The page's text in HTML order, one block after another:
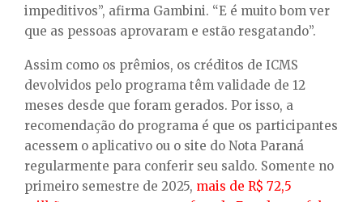
impeditivos”, afirma Gambini. “E é muito bom ver
que as pessoas aprovaram e estão resgatando”.
Assim como os prêmios, os créditos de ICMS
devolvidos pelo programa têm validade de 12
meses desde que foram gerados. Por isso, a
recomendação do programa é que os participantes
acessem o aplicativo ou o site do Nota Paraná
regularmente para conferir seu saldo. Somente no
primeiro semestre de 2025, mais de R$ 72,5